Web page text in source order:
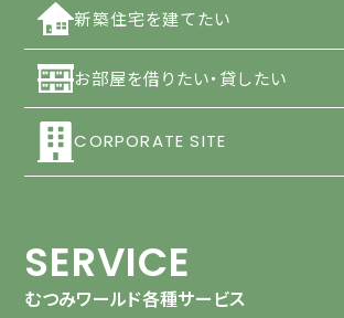
新築住宅を建てたい
お部屋を借りたい・貸したい
CORPORATE SITE
SERVICE
むつみワールド各種サービス